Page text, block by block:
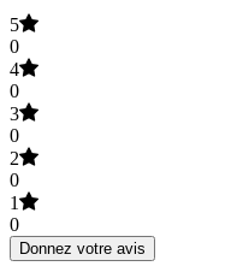
5
0
4
0
3
0
2
0
1
0
Donnez votre avis